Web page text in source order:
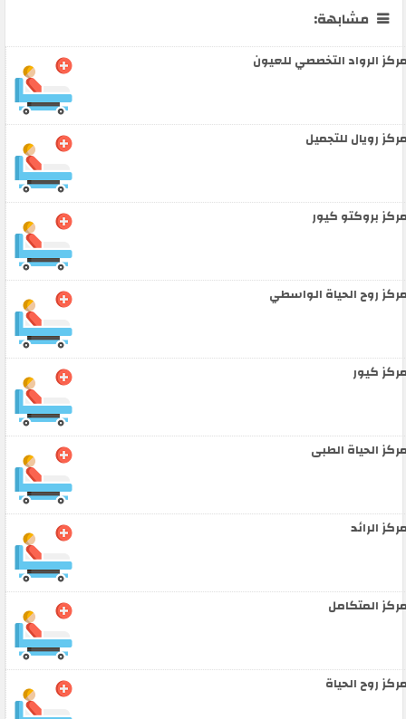
مشابهة:
الرواد التخصصي للعيون
رويال للتجميل
بروكتو كيور
روح الحياة الواسطي
كيور
الحياة الطبى
الرائد
المتكامل
روح الحياة